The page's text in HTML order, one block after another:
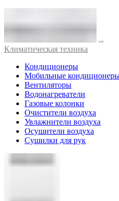
Климатическая техника
Кондиционеры
Мобильные
Вентиляторы
Водонагреватели
Газовые колонки
Очистители воздуха
Увлажнители воздуха
Осушители воздуха
Сушилки для рук